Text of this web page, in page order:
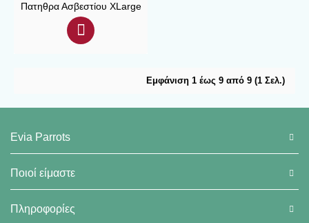
Πατηθρα Ασβεστίου XLarge
Εμφάνιση 1 έως 9 από 9 (1 Σελ.)
Evia Parrots
Ποιοί είμαστε
Πληροφορίες